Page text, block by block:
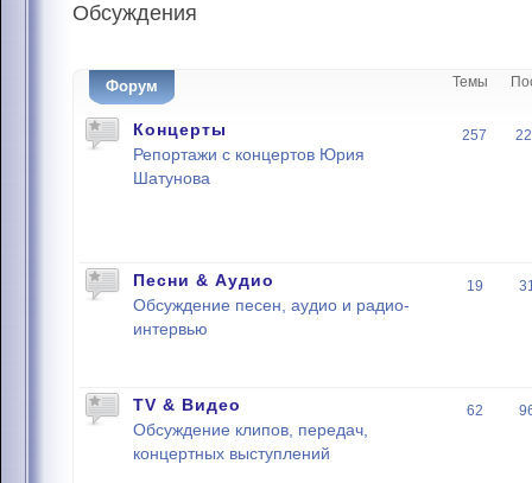
Обсуждения
Форум Темы
Концерты
Репортажи с концертов Юрия
Шатунова
257
Песни & Аудио
Обсуждение песен, аудио и радио-
интервью
19
TV & Видео
Обсуждение клипов, передач,
концертных выступлений
62